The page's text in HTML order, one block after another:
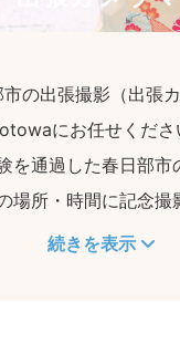
の出張撮影（出張
にお任せくださ
を通過した春日部市
場所・時間に記念撮
続きを表示